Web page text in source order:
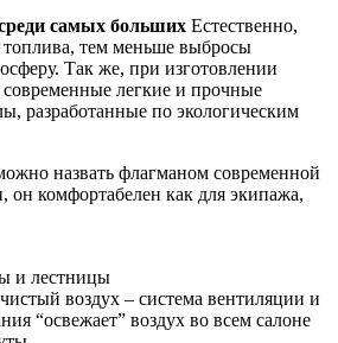
самых больших Естественно,
тем меньше выбросы
Так же, при изготовлении
современные легкие и прочные
разработанные по экологическим
назвать флагманом современной
он комфортабелен как для экипажа,
и лестницы
воздух – система вентиляции и
“освежает” воздух во всем салоне